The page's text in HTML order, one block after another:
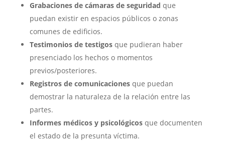
Grabaciones de cámaras de seguridad que
puedan existir en espacios públicos o zonas
comunes de edificios.
Testimonios de testigosque pudieran haber
presenciado los hechos o momentos
previos/posteriores.
Registros de comunicacionesque puedan
demostrar la naturaleza de la relación entre las
partes.
Informes médicos y psicológicosque documenten
el estado de la presunta víctima.